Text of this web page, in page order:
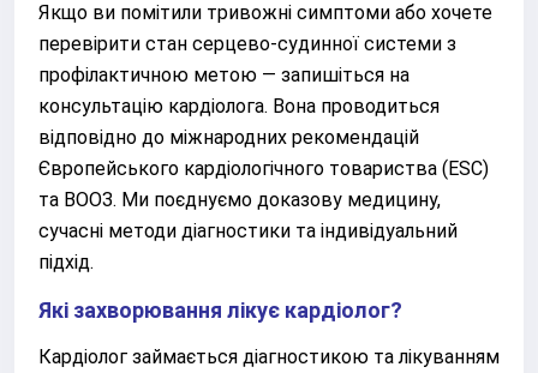
Якщо ви помітили тривожні симптоми або хочете
перевірити стан серцево-судинної системи з
профілактичною метою — запишіться на
консультацію кардіолога. Вона проводиться
відповідно до міжнародних рекомендацій
Європейського кардіологічного товариства (ESC)
та ВООЗ. Ми поєднуємо доказову медицину,
сучасні методи діагностики та індивідуальний
підхід.
Які захворювання лікує кардіолог?
Кардіолог займається діагностикою та лікуванням